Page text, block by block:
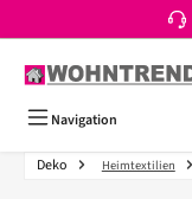
Navigation
Deko Heimtextilien